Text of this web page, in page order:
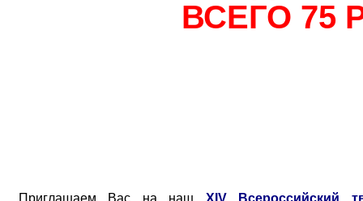
ВСЕГО 75
Приглашаем Вас на наш XIV Всероссийский